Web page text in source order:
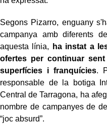
Segons Pizarro, enguany
campanya amb diferents
aquesta línia,
ha instat a
ofertes per continuar
superfícies i franquícies.
responsable de la botiga
Central de Tarragona, ha
nombre de campanyes de
“joc absurd”.